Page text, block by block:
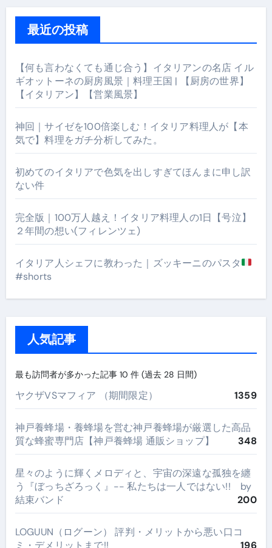
最近の投稿
【何も言わなくても通じ合う】イタリアンの名店 イル
ギオットーネの厨房風景｜料理王国 | 【厨房の世界】
【イタリアン】【営業風景】
神回｜サイゼを100倍楽しむ！イタリア料理人が【本
気で】料理をガチ分析してみた。
初めてのイタリアで色気を出しすぎてほんまに申し訳
ない件
完全版｜100万人越え！イタリア料理人の1日【号泣】
２年間の想い(フィレンツェ)
イタリア人シェフに教わった｜ズッキーニのパスタ
#shorts
人気記事
最も訪問者が多かった記事 10 件 (過去 28 日間)
ヤクザVSマフィア （期間限定） 1359
神戸養蜂場・養蜂場を営む神戸養蜂場が厳選した高品
質な蜂蜜専門店【神戸養蜂場 通販ショップ】
348
星々のように輝くメロディと、宇宙の深遠な孤独を纏
う『ぼっちざろっく』-- 私たちは一人ではない!! by
結束バンド
200
LOGUUN（ログーン） 評判・メリットから悪い口コ
ミ・デメリットまで!!
196